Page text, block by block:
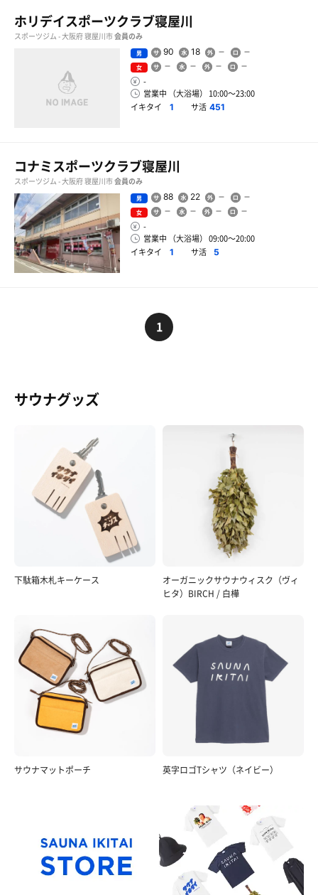
ホリデイスポーツクラブ寝屋川
スポーツジム - 大阪府 寝屋川市会員のみ
男 90 18
女
-
営業中 （大浴場） 10:00〜23:00
イキタイ
1 サ活 451
コナミスポーツクラブ寝屋川
スポーツジム - 大阪府 寝屋川市会員のみ
男 88 22
女
-
営業中 （大浴場） 09:00〜20:00
イキタイ
1 サ活 5
1
サウナグッズ
下駄箱木札キーケース
オーガニックサウナウィスク（ヴィ
ヒタ）BIRCH / 白樺
サウナマットポーチ 英字ロゴTシャツ（ネイビー）